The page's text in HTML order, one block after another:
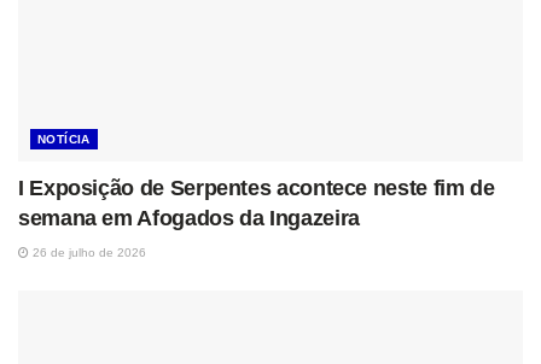
NOTÍCIA
I Exposição de Serpentes acontece neste fim de
semana em Afogados da Ingazeira
26 de julho de 2026